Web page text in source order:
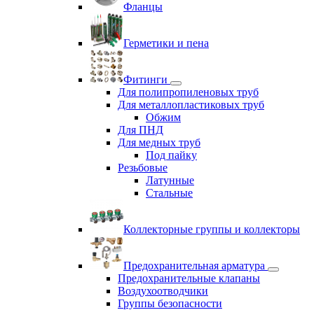
Фланцы
Герметики и пена
Фитинги
Для полипропиленовых труб
Для металлопластиковых труб
Обжим
Для ПНД
Для медных труб
Под пайку
Резьбовые
Латунные
Cтальные
Коллекторные группы и коллекторы
Предохранительная арматура
Предохранительные клапаны
Воздухоотводчики
Группы безопасности